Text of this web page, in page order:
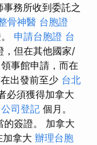
務所收到委託之
骨神醫 台胞證
申請台胞證 台
，但在其他國家/
事館申請，而在
出發前至少 台北
必須獲得加拿大
公司登記 個月。
的簽證。 加拿大
加拿大 辦理台胞